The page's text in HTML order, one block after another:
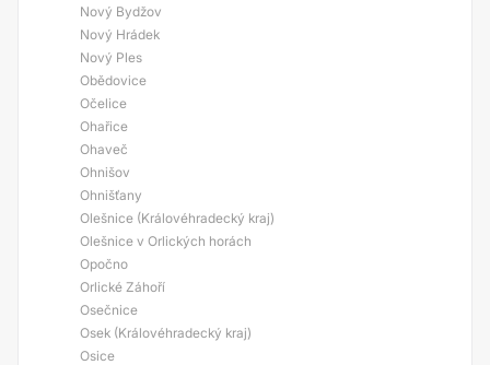
Nový Bydžov
Nový Hrádek
Nový Ples
Obědovice
Očelice
Ohařice
Ohaveč
Ohnišov
Ohnišťany
Olešnice (Královéhradecký kraj)
Olešnice v Orlických horách
Opočno
Orlické Záhoří
Osečnice
Osek (Královéhradecký kraj)
Osice